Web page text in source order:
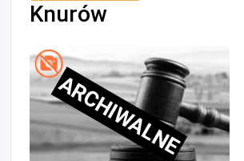
Knurów
ARCHIWALNE